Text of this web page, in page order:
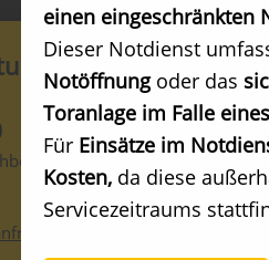
einen eingeschränkten
Dieser Notdienst
Notöffnung oder das
Toranlage im Falle
Für Einsätze im
Kosten, da diese
Servicezeitraums